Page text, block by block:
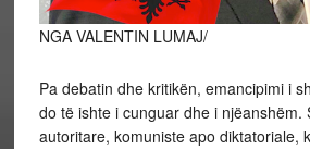
NGA VALENTIN LUMAJ/
Pa debatin dhe kritikën, emancipimi i
do të ishte i cunguar dhe i njëanshëm.
autoritare, komuniste apo diktatoriale,